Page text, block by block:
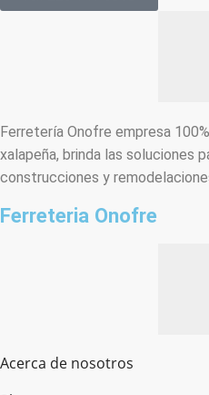
Ferretería Onofre empresa
xalapeña, brinda las soluciones
construcciones y
Ferreteria Onofre
Acerca de nosotros